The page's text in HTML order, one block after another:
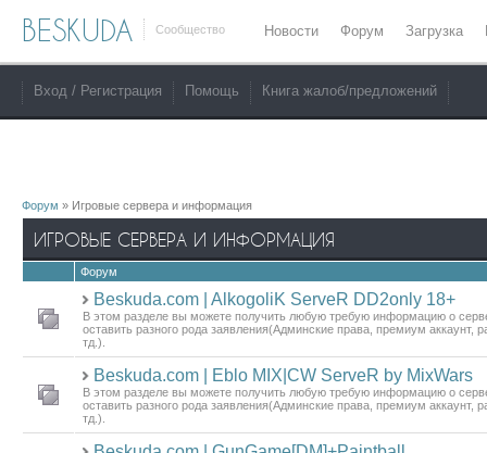
BESKUDA Сообщество Новости Форум Загрузка
Вход / Регистрация Помощь Книга жалоб/предложений
Форум » Игровые сервера и информация
ИГРОВЫЕ СЕРВЕРА И ИНФОРМАЦИЯ
Форум
Beskuda.com | AlkogoliK ServeR DD2only 18+
В этом разделе вы можете получить любую требую информацию о
оставить разного рода заявления(Админские права, премиум аккаунт,
тд.).
Beskuda.com | Eblo MIX|CW ServeR by MixWars
В этом разделе вы можете получить любую требую информацию о
оставить разного рода заявления(Админские права, премиум аккаунт,
тд.).